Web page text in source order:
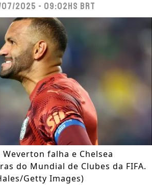
2025 - 09:02hs BRT
Weverton falha e Chelsea
do Mundial de Clubes da FIFA.
Getty Images)